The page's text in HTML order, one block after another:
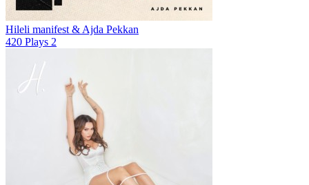
Hileli manifest & Ajda Pekkan
420 Plays 2